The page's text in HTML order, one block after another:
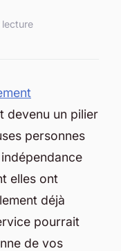
lecture
devenu un pilier
personnes
elles ont
déjà
pourrait
de vos